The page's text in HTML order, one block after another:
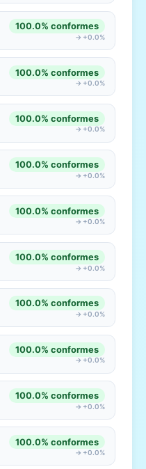
100.0% conformes
→ +0.0%
100.0% conformes
→ +0.0%
100.0% conformes
→ +0.0%
100.0% conformes
→ +0.0%
100.0% conformes
→ +0.0%
100.0% conformes
→ +0.0%
100.0% conformes
→ +0.0%
100.0% conformes
→ +0.0%
100.0% conformes
→ +0.0%
100.0% conformes
→ +0.0%